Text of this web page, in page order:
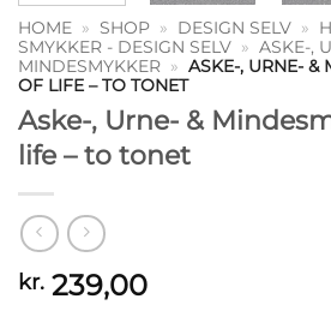
HOME » SHOP » DESIGN SELV »
SMYKKER - DESIGN SELV » ASKE-,
MINDESMYKKER » ASKE-, URNE- &
OF LIFE – TO TONET
Aske-, Urne- &
life – to tonet
kr. 239,00